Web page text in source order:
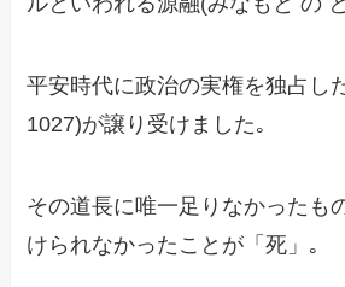
平安時代に政治の実権を独占し
1027)が譲り受けました｡
その道長に唯一足りなかったも
けられなかったことが「死」｡